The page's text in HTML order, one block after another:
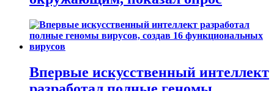
Впервые искусственный интеллект